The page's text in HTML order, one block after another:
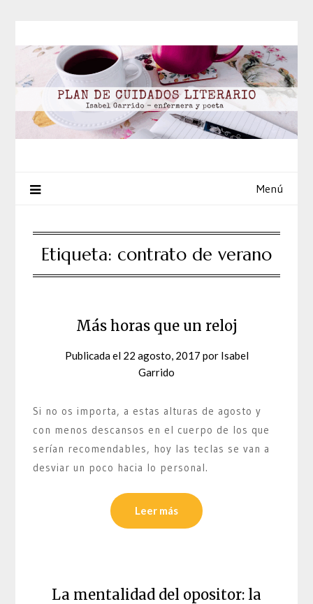
contenido
Menú
Etiqueta: contrato de verano
Más horas que un reloj
Publicada el 22 agosto, 2017 por Isabel
Garrido
Si no os importa, a estas alturas de agosto y
con menos descansos en el cuerpo de los que
serían recomendables, hoy las teclas se van a
desviar un poco hacia lo personal.
Leer más
La mentalidad del opositor: la